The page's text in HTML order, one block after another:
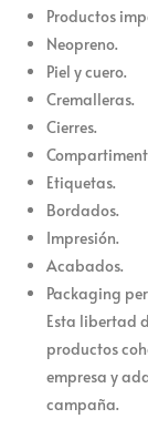
Productos
Neopreno.
Piel y cuero.
Cremalleras.
Cierres.
Etiquetas.
Bordados.
Impresión.
Acabados.
Packaging
Esta libertad
productos
empresa y
campaña.